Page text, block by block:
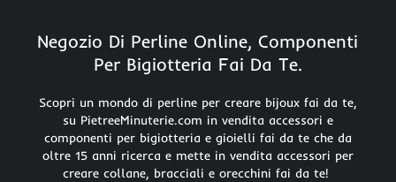
Negozio Di Perline Online, Componenti
Per Bigiotteria Fai Da Te.
Scopri un mondo di perline per creare bijoux fai da te,
su PietreeMinuterie.com in vendita accessori e
componenti per bigiotteria e gioielli fai da te che da
oltre 15 anni ricerca e mette in vendita accessori per
creare collane, bracciali e orecchini fai da te!